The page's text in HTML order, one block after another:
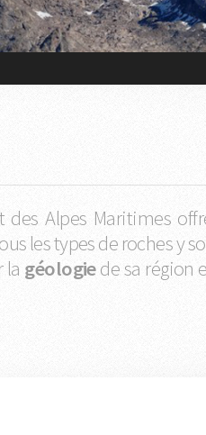
des Alpes Maritimes
les types de roches y
la géologiede sa région